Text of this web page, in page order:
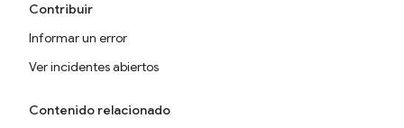
Contribuir
Informar un error
Ver incidentes abiertos
Contenido relacionado